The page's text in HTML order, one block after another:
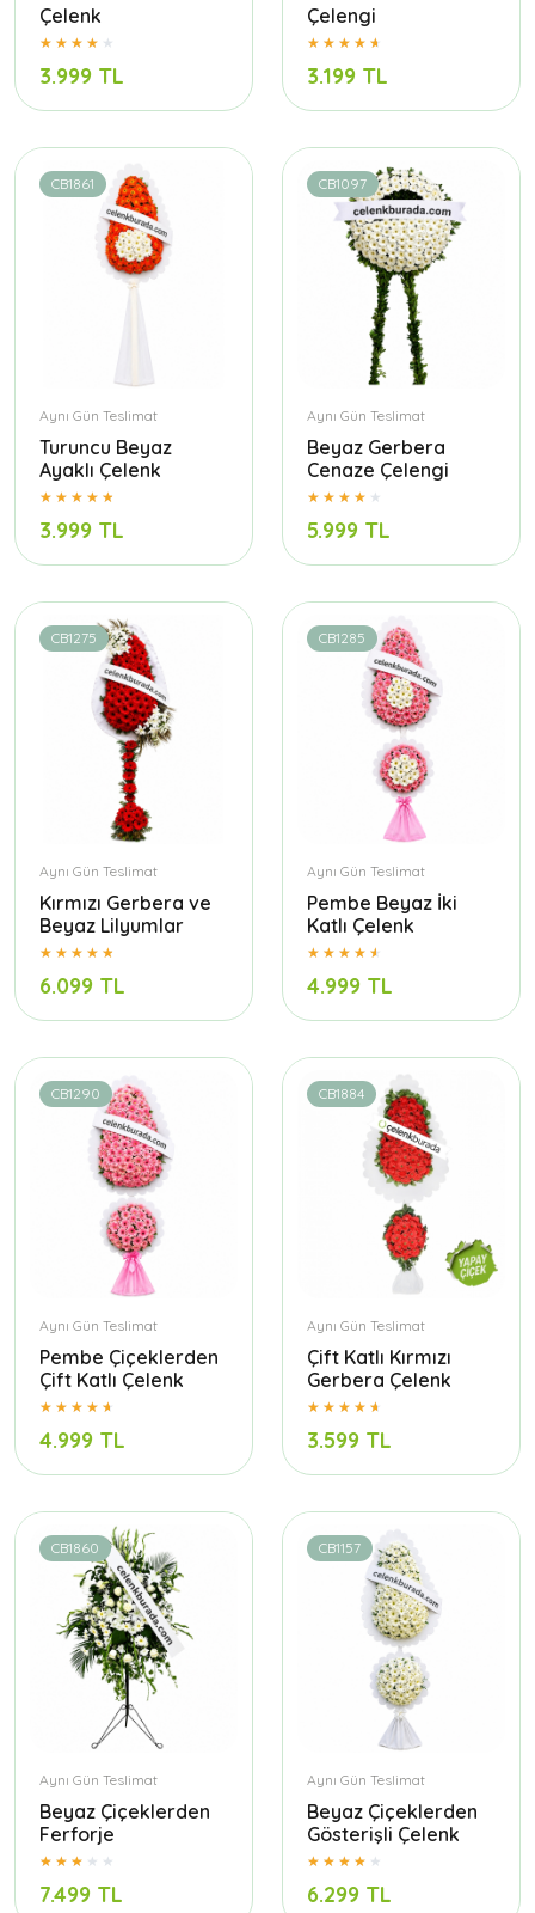
Çelenk
3.999 TL
Çelengi
3.199 TL
CB1861
Aynı Gün Teslimat
Turuncu Beyaz
Ayaklı Çelenk
3.999 TL
CB1097
Aynı Gün Teslimat
Beyaz Gerbera
Cenaze Çelengi
5.999 TL
CB1275
Aynı Gün Teslimat
Kırmızı Gerbera ve
Beyaz Lilyumlar
6.099 TL
CB1285
Aynı Gün Teslimat
Pembe Beyaz İki
Katlı Çelenk
4.999 TL
CB1290
Aynı Gün Teslimat
Pembe Çiçeklerden
Çift Katlı Çelenk
4.999 TL
CB1884
Aynı Gün Teslimat
Çift Katlı Kırmızı
Gerbera Çelenk
3.599 TL
CB1860
Aynı Gün Teslimat
Beyaz Çiçeklerden
Ferforje
7.499 TL
CB1157
Aynı Gün Teslimat
Beyaz Çiçeklerden
Gösterişli Çelenk
6.299 TL